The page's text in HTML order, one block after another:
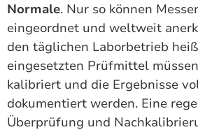
Normale. Nur so können
eingeordnet und weltweit
den täglichen Laborbetrieb
eingesetzten Prüfmittel
kalibriert und die Ergebnisse
dokumentiert werden. Eine
Überprüfung und